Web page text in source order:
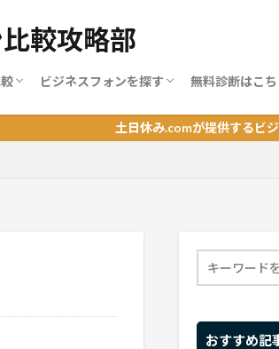
較攻略部
ビジネスフォンを探す
おすすめランキング
地域別おすすめランキング
職業別ランキング
無料診断はこち
土日休み.comが提供するビジネスフォ
おすすめ記